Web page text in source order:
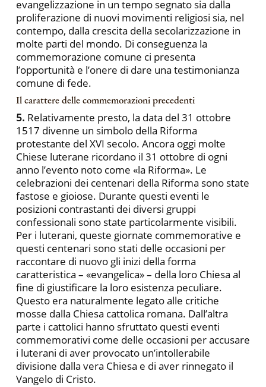
evangelizzazione in un tempo segnato sia dalla
proliferazione di nuovi movimenti religiosi sia, nel
contempo, dalla crescita della secolarizzazione in
molte parti del mondo. Di conseguenza la
commemorazione comune ci presenta
l’opportunità e l’onere di dare una testimonianza
comune di fede.
Il carattere delle commemorazioni precedenti
5. Relativamente presto, la data del 31 ottobre
1517 divenne un simbolo della Riforma
protestante del XVI secolo. Ancora oggi molte
Chiese luterane ricordano il 31 ottobre di ogni
anno l’evento noto come «la Riforma». Le
celebrazioni dei centenari della Riforma sono state
fastose e gioiose. Durante questi eventi le
posizioni contrastanti dei diversi gruppi
confessionali sono state particolarmente visibili.
Per i luterani, queste giornate commemorative e
questi centenari sono stati delle occasioni per
raccontare di nuovo gli inizi della forma
caratteristica – «evangelica» – della loro Chiesa al
fine di giustificare la loro esistenza peculiare.
Questo era naturalmente legato alle critiche
mosse dalla Chiesa cattolica romana. Dall’altra
parte i cattolici hanno sfruttato questi eventi
commemorativi come delle occasioni per accusare
i luterani di aver provocato un’intollerabile
divisione dalla vera Chiesa e di aver rinnegato il
Vangelo di Cristo.